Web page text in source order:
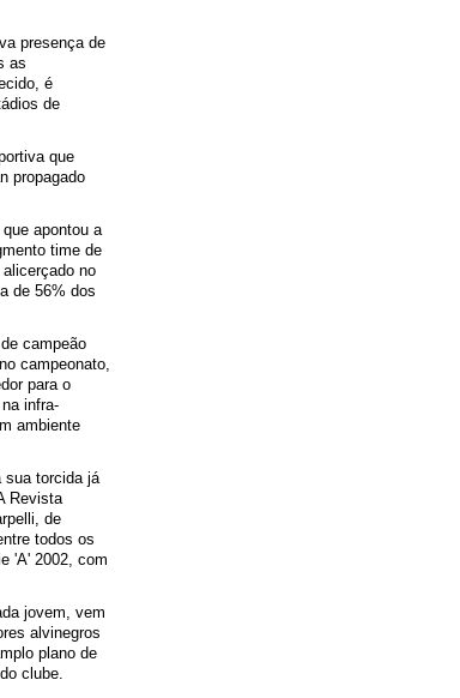
presença de
as
é
de
que
propagado
apontou a
time de
no
de 56% dos
campeão
campeonato,
para o
infra-
ambiente
sua torcida já
Revista
de
todos os
'A' 2002, com
jovem, vem
alvinegros
plano de
clube.